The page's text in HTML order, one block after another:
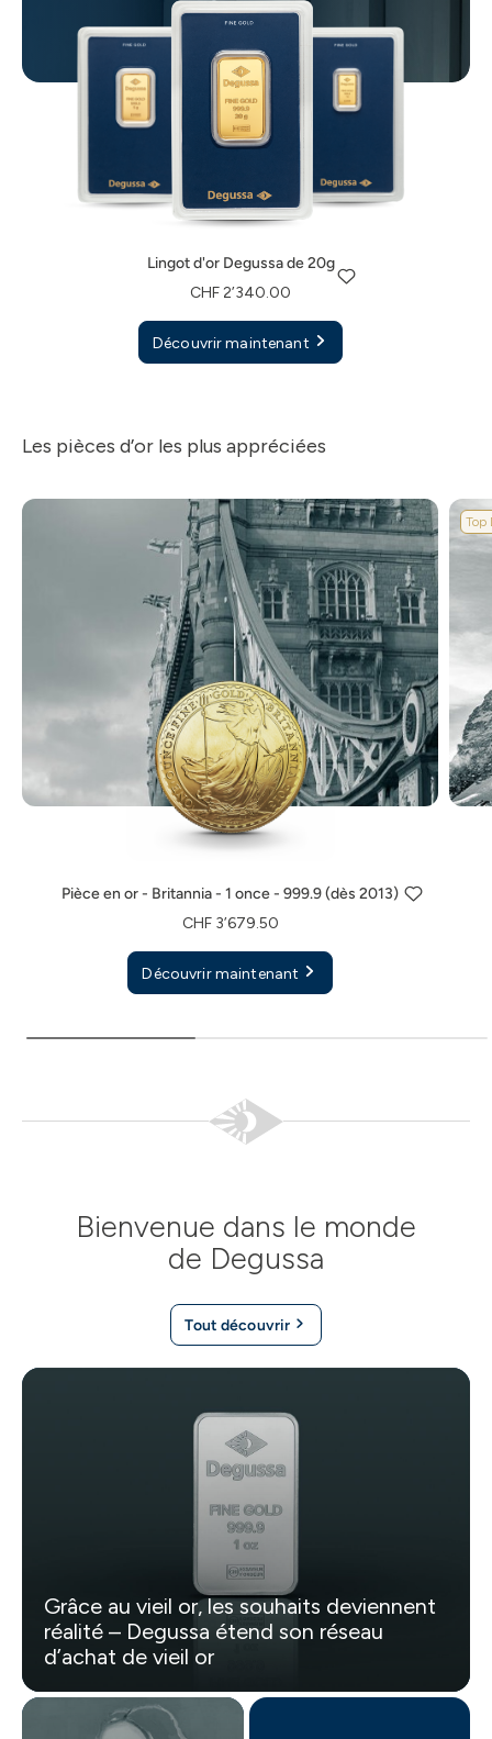
Lingot d'or Degussa de 20g
CHF 2’340.00
Découvrir maintenant
Découvrir maintenant
Lingot d'or Degussa de 20g
Les pièces d’or les plus appréciées
Pièce en or - Britannia - 1 once - 999.9 (dès 2013)
CHF 3’679.50
Découvrir maintenant
Top
Bienvenue dans le monde
de Degussa
Tout découvrir
Grâce au vieil or, les souhaits deviennent
réalité – Degussa étend son réseau
d’achat de vieil or